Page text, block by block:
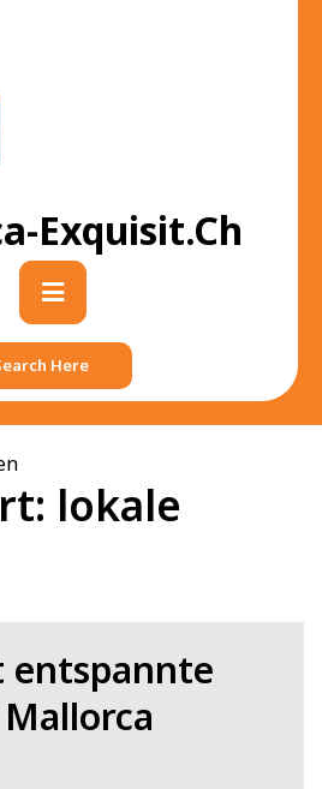
Exquisit.ch
Primary
Menu
Here
lokale
entspannte